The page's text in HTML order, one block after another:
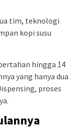
tim, teknologi
kopi susu
hingga 14
yang hanya dua
proses